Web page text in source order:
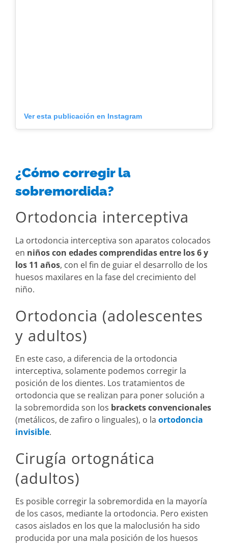
Ver esta publicación en Instagram
¿Cómo corregir la
sobremordida?
Ortodoncia interceptiva
La ortodoncia interceptiva son aparatos colocados
en niños con edades comprendidas entre los 6 y
los 11 años, con el fin de guiar el desarrollo de los
huesos maxilares en la fase del crecimiento del
niño.
Ortodoncia (adolescentes
y adultos)
En este caso, a diferencia de la ortodoncia
interceptiva, solamente podemos corregir la
posición de los dientes. Los tratamientos de
ortodoncia que se realizan para poner solución a
la sobremordida son los brackets convencionales
(metálicos, de zafiro o linguales), o la ortodoncia
invisible.
Cirugía ortognática
(adultos)
Es posible corregir la sobremordida en la mayoría
de los casos, mediante la ortodoncia. Pero existen
casos aislados en los que la maloclusión ha sido
producida por una mala posición de los huesos